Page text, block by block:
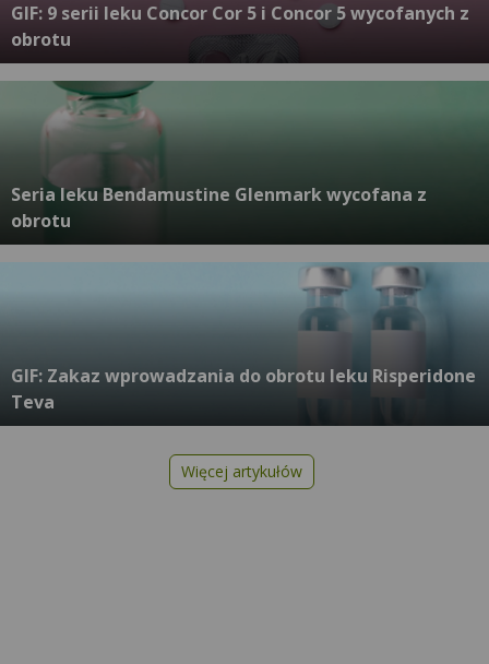
GIF: 9 serii leku Concor Cor 5 i Concor 5 wycofanych z
obrotu
Seria leku Bendamustine Glenmark wycofana z
obrotu
GIF: Zakaz wprowadzania do obrotu leku Risperidone
Teva
Więcej artykułów